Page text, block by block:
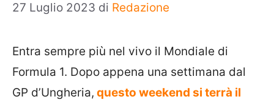
27 Luglio 2023 di Redazione
Entra sempre più nel vivo il Mondiale di
Formula 1. Dopo appena una settimana dal
GP d’Ungheria, questo weekend si terrà il